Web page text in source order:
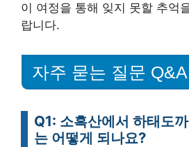
이 여정을 통해 잊지 못할 추억
랍니다.
자주 묻는 질문 Q&A
Q1: 소흑산에서 하태도
는 어떻게 되나요?